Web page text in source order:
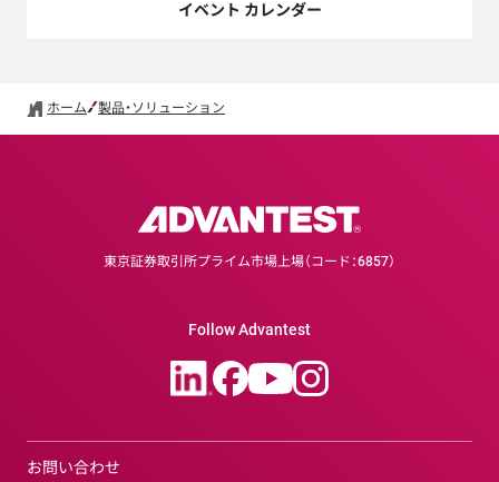
イベント カレンダー
ホーム 製品・ソリューション
東京証券取引所プライム市場上場（コード：6857）
Follow Advantest
お問い合わせ